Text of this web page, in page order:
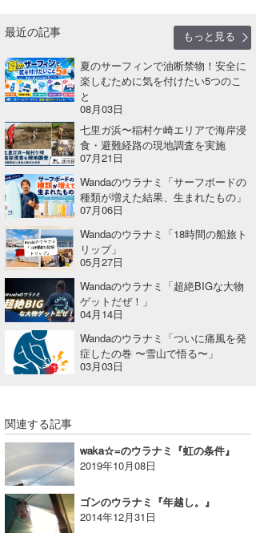
最近の記事
もっと見る
夏のサーフィンで油断禁物！安全に
楽しむために気を付けたい5つのこ
と
08月03日
七里ガ浜〜稲村ケ崎エリアで海岸浸
食・避難経路の現地調査を実施
07月21日
Wandaのウラナミ「サーフボードの
種類が増えた結果、生まれたもの」
07月06日
Wandaのウラナミ「18時間の船旅ト
リップ」
05月27日
Wandaのウラナミ「超絶BIGな大物
ゲットだぜ！」
04月14日
Wandaのウラナミ「ついに痛風を発
症したの巻 〜雪山で悟る〜」
03月03日
関連する記事
waka☆=のウラナミ『虹の条件』
2019年10月08日
ゴンのウラナミ『年越し。』
2014年12月31日